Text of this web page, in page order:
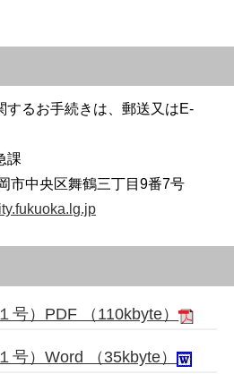
するお手続きは、郵送又はE-
課
中央区舞鶴三丁目9番7号
号）PDF （110kbyte）
号）Word （35kbyte）